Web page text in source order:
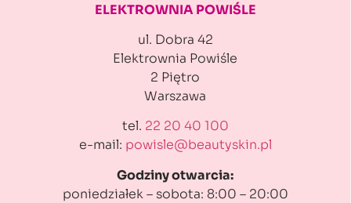
ELEKTROWNIA POWIŚLE
ul. Dobra 42
Elektrownia Powiśle
2 Piętro
Warszawa
tel. 22 20 40 100
e-mail: powisle@beautyskin.pl
Godziny otwarcia:
poniedziałek – sobota: 8:00 – 20:00